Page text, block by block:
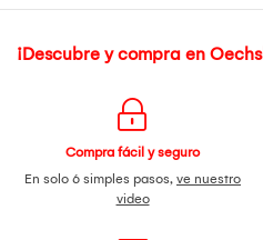
¡Descubre y compra en
Compra fácil y seguro
En solo 6 simples pasos, ve nuestro
video